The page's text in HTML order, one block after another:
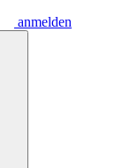
anmelden